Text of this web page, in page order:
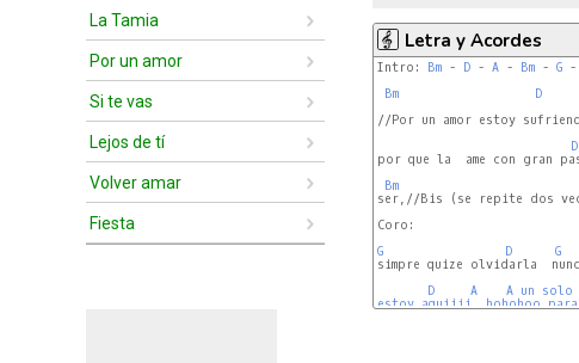
La Tamia
Por un amor
Si te vas
Lejos de tí
Volver amar
Fiesta
Letra y Acordes
Intro: Bm - D - A - Bm - G -
Bm
D
//Por un amor estoy
D
por que la  ame con gran
Bm
ser,//Bis (se repite dos
Coro:
G
D G
simpre quize olvidarla
D
A A un solo
estoy aquiiii  hohohoo